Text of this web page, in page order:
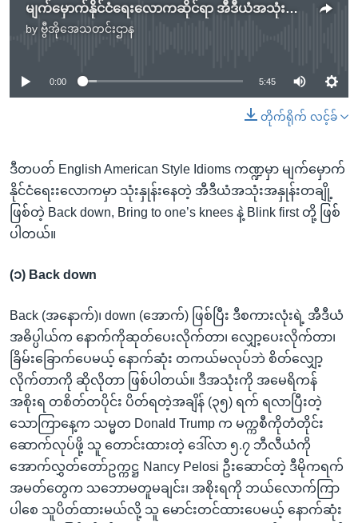
နေရာ
မျက်မှောက်နိုင်ငံရေးလောကဆိုင်ရာ အီဒီယံအသုံးအနှုန်းများ
by ဗွီအိုအေသတင်းဌာန
No media source currently available
0:00 5:45
တိုက်ရိုက် လင့်ခ်
ဒီတပတ် English American Style Idioms ကဏ္ဍမှာ မျက်မှောက်
နိုင်ငံရေးးလောကမှာ သုံးနှုန်းနေတဲ့ အီဒီယံအသုံးအနှုန်းတချို့
ဖြစ်တဲ့ Back down, Bring to one’s knees နဲ့ Blink first တို့ ဖြစ်
ပါတယ်။
(၁) Back down
Back (အနောက်)၊ down (အောက်) ဖြစ်ပြီး ဒီစကားလုံးရဲ့ အီဒီယံ
အဓိပ္ပါယ်က နောက်ကိုဆုတ်ပေးလိုက်တာ၊ လျှော့ပေးလိုက်တာ၊
ခြိမ်းခြောက်ပေမယ့် နောက်ဆုံး တကယ်မလုပ်ဘဲ စိတ်လျှော့
လိုက်တာကို ဆိုလိုတာ ဖြစ်ပါတယ်။ ဒီအသုံးကို အမေရိကန်
အစိုးရ တစိတ်တပိုင်း ပိတ်ရတဲ့အချိန် (၃၅) ရက် ရလာပြီးတဲ့
သောကြာနေ့က သမ္မတ Donald Trump က မက္ကစီကိုတံတိုင်း
ဆောက်လုပ်ဖို့ သူ တောင်းထားတဲ့ ဒေါ်လာ ၅.၇ ဘီလီယံကို
အောက်လွှတ်တော်ဥက္ကဋ္ဌ Nancy Pelosi ဦးဆောင်တဲ့ ဒီမိုကရက်
အမတ်တွေက သဘောမတူမချင်း၊ အစိုးရကို ဘယ်လောက်ကြာ
ပါစေ သူပိတ်ထားမယ်လို့ သူ မောင်းတင်ထားပေမယ့် နောက်ဆုံး